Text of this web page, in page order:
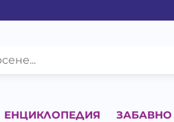
ЕНЦИКЛОПЕДИЯ ЗАБАВНО